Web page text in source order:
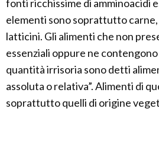
fonti ricchissime di amminoacidi
elementi sono soprattutto carne,
latticini. Gli alimenti che non
essenziali oppure ne
quantità irrisoria sono detti
assoluta o relativa”. Alimenti di
soprattutto quelli di origine